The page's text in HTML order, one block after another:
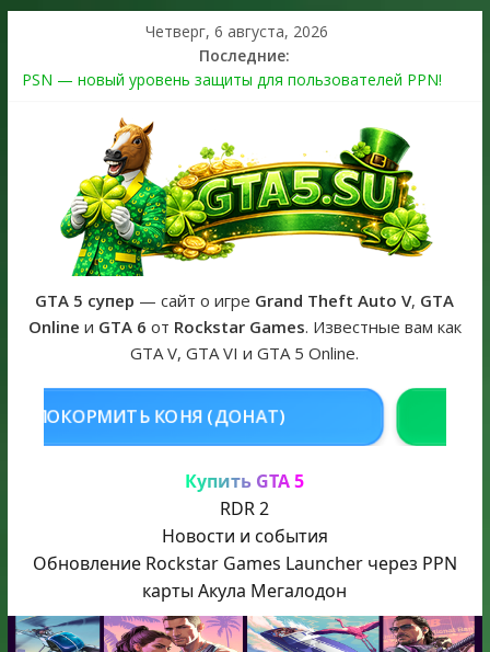
Четверг, 6 августа, 2026
Последние:
PSN — новый уровень защиты для пользователей PPN!
The Kortz Center Heist выйдет в GTA Online уже 14 июля
Регистрация в Rockstar Games Social Club ошибка #1.500.7:
как зарегистрировать аккаунт и войти без проблем в 2026
Получайте особые награды в GTA Online по программе
Fine Art Collector
GTA 6 официальная обложка игры и Предзаказ Grand Theft
Auto VI
GTA 5 супер — сайт о игре Grand Theft Auto V, GTA
Online и GTA 6 от Rockstar Games. Известные вам как
GTA V, GTA VI и GTA 5 Online.
(ДОНАТ)
Купить GTA 5
RDR 2
Новости и события
Обновление Rockstar Games Launcher через PPN
карты Акула Мегалодон